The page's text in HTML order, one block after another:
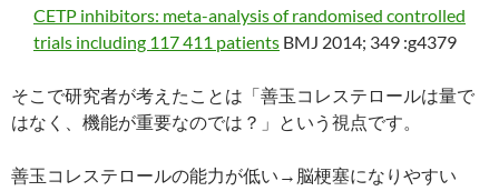
CETP inhibitors: meta-analysis of randomised controlled
trials including 117 411 patients BMJ 2014; 349 :g4379
そこで研究者が考えたことは「善玉コレステロールは量で
はなく、機能が重要なのでは？」という視点です。
善玉コレステロールの能力が低い→脳梗塞になりやすい